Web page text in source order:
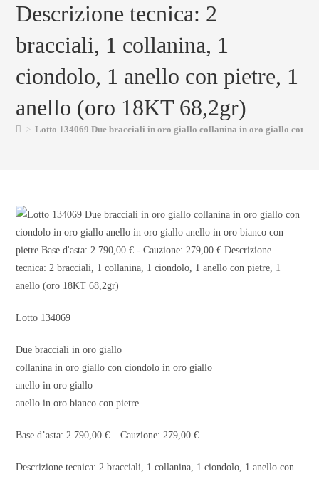
Descrizione tecnica: 2
bracciali, 1 collanina, 1
ciondolo, 1 anello con pietre, 1
anello (oro 18KT 68,2gr)
> Lotto 134069 Due bracciali in oro giallo collanina in oro giallo con
Lotto 134069
Due bracciali in oro giallo
collanina in oro giallo con ciondolo in oro giallo
anello in oro giallo
anello in oro bianco con pietre
Base d’asta: 2.790,00 € – Cauzione: 279,00 €
Descrizione tecnica: 2 bracciali, 1 collanina, 1 ciondolo, 1 anello con